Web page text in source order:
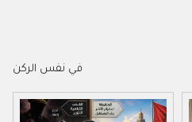
في نفس الركن